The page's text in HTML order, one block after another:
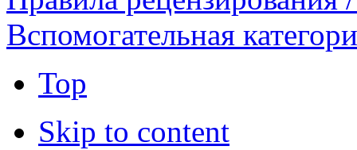
Вспомогательная
Top
Skip to content